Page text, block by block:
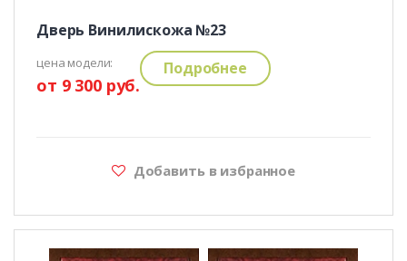
Дверь Винилискожа №23
цена модели:
от 9 300 руб.
Подробнее
Добавить в избранное